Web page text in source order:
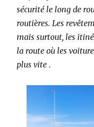
sécurité le long de
routières. Les
mais surtout, les
la route où les
plus vite .